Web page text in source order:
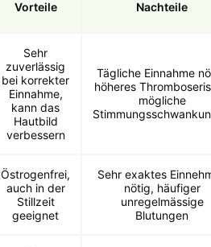
Vorteile Nachteile
Sehr
zuverlässig
bei korrekter
Einnahme,
kann das
Hautbild
verbessern
Tägliche Einnahme
höheres
mögliche
Östrogenfrei,
auch in der
Stillzeit
geeignet
Sehr exaktes
nötig, häufiger
unregelmässige
Blutungen